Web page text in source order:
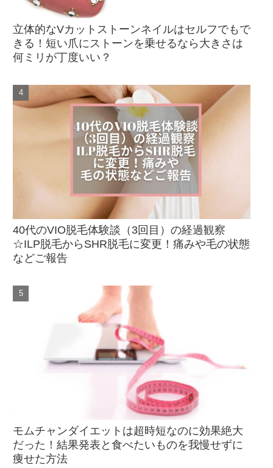
立体的なVカットストーンネイルはセルフでもで
きる！短い爪にストーンを乗せるなら大きさは
何ミリが丁度いい？
40代のVIO脱毛体験談（3回目）の経過観察
☆ILP脱毛からSHR脱毛に変更！痛みや毛の状態
などご報告
モムチャンダイエットは超時短なのに効果絶大
だった！結果発表と食べたいものを我慢せずに
痩せた方法